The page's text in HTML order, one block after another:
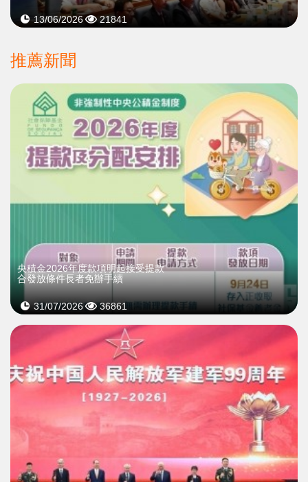
13/06/2026 21841
推薦新聞
央積金2026年度款項明起接受提款
合發放條件長者免辦手續
31/07/2026 36861